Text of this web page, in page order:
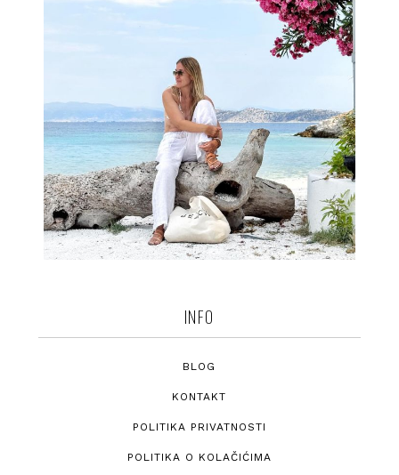
INFO
BLOG
KONTAKT
POLITIKA PRIVATNOSTI
POLITIKA O KOLAČIĆIMA